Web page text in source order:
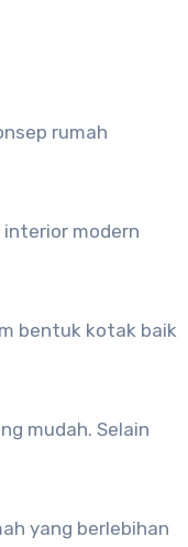
rumah
modern
bentuk kotak baik
mudah. Selain
yang berlebihan